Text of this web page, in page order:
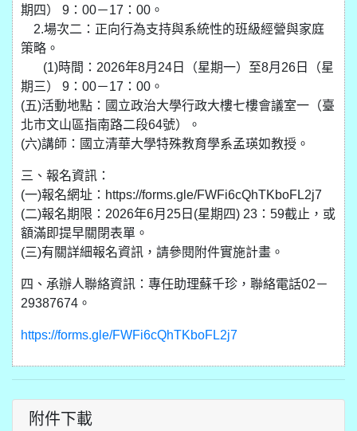
期四） 9：00－17：00。
2.場次二：正向行為支持與系統性的班級經營與家庭
策略。
(1)時間：2026年8月24日（星期一）至8月26日（星
期三） 9：00－17：00。
(五)活動地點：國立政治大學行政大樓七樓會議室一（臺
北市文山區指南路二段64號）。
(六)講師：國立清華大學特殊教育學系孟瑛如教授。
三、報名資訊：
(一)報名網址：https://forms.gle/FWFi6cQhTKboFL2j7
(二)報名期限：2026年6月25日(星期四) 23：59截止，或
額滿即提早關閉表單。
(三)有關詳細報名資訊，請參閱附件實施計畫。
四、承辦人聯絡資訊：專任助理蘇千珍，聯絡電話02－
29387674。
https://forms.gle/FWFi6cQhTKboFL2j7
附件下載